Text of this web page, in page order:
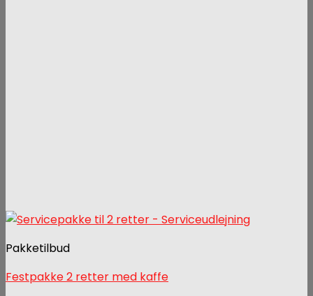
Pakketilbud
Festpakke 2 retter med kaffe